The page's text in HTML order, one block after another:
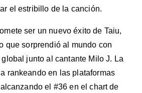
el estribillo de la canción.
ser un nuevo éxito de Taiu,
que sorprendió al mundo con
junto al cantante Milo J. La
rankeando en las plataformas
el #36 en el chart de